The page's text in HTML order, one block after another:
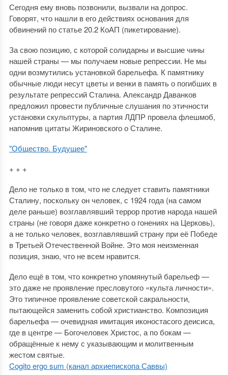
Сегодня ему вновь позвонили, вызвали на допрос.
Говорят, что нашли в его действиях основания для
обвинений по статье 20.2 КоАП (пикетирование).
За свою позицию, с которой солидарны и высшие чины
нашей страны — мы получаем новые репрессии. Не мы
одни возмутились установкой барельефа. К памятнику
обычные люди несут цветы и венки в память о погибших в
результате репрессий Сталина. Александр Даванков
предложил провести публичные слушания по этичности
установки скульптуры, а партия ЛДПР провела флешмоб,
напомнив цитаты Жириновского о Сталине.
"Общество. Будущее"
+ + +
Дело не только в том, что не следует ставить памятники
Сталину, поскольку он человек, с 1924 года (на самом
деле раньше) возглавлявший террор против народа нашей
страны (не говоря даже конкретно о гонениях на Церковь),
а не только человек, возглавлявший страну при её Победе
в Третьей Отечественной Войне. Это моя неизменная
позиция, знаю, что не всем нравится.
Дело ещё в том, что конкретно упомянутый барельеф —
это даже не проявление пресловутого «культа личности».
Это типичное проявление советской сакральности,
пытающейся заменить собой христианство. Композиция
барельефа — очевидная имитация иконостасого деисиса,
где в центре — Богочеловек Христос, а по бокам —
обращённые к нему с указывающим и молитвенным
жестом святые.
Cogito ergo sum (канал архиепископа Саввы)